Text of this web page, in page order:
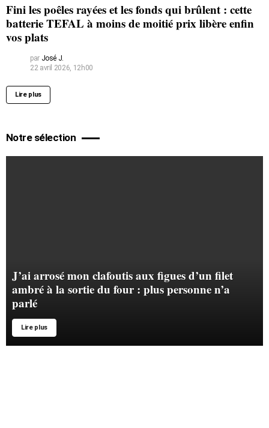
Fini les poêles rayées et les fonds qui brûlent : cette
batterie TEFAL à moins de moitié prix libère enfin
vos plats
par José J.
22 avril 2026, 12h00
Lire plus
Notre sélection
J’ai arrosé mon clafoutis aux figues d’un filet
ambré à la sortie du four : plus personne n’a
parlé
Lire plus